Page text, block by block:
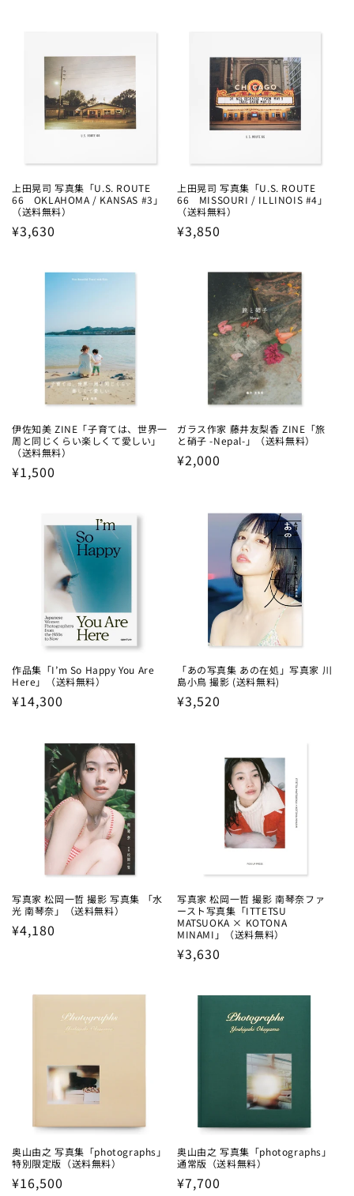
上田晃司 写真集「U.S. ROUTE
66 OKLAHOMA / KANSAS #3」
（送料無料）
Regular
¥3,630
上田晃司 写真集「U.S. ROUTE
66 MISSOURI / ILLINOIS #4」
（送料無料）
Regular
¥3,850
伊佐知美 ZINE「子育ては、世界一
周と同じくらい楽しくて愛しい」
（送料無料）
Regular
¥1,500
ガラス作家 藤井友梨香 ZINE「旅
と硝子 -Nepal-」（送料無料）
Regular
¥2,000
作品集「I’m So Happy You Are
Here」（送料無料）
Regular
¥14,300
「あの写真集 あの在処」写真家 川
島小鳥 撮影 (送料無料)
Regular
¥3,520
写真家 松岡⼀哲 撮影 写真集 「水
光 南琴奈」（送料無料）
Regular
¥4,180
写真家 松岡⼀哲 撮影 南琴奈ファ
ースト写真集「ITTETSU
MATSUOKA × KOTONA
MINAMI」（送料無料）
Regular
¥3,630
奥山由之 写真集「photographs」
特別限定版（送料無料）
Regular
¥16,500
奥山由之 写真集「photographs」
通常版（送料無料）
Regular
¥7,700